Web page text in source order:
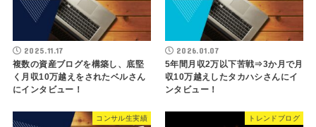
2025.11.17
複数の資産ブログを構築し、底堅
く月収10万越えをされたベルさん
にインタビュー！
2026.01.07
5年間月収2万以下苦戦⇒3か月で月
収10万越えしたタカハシさんにイ
ンタビュー！
コンサル生実績 トレンドブログ